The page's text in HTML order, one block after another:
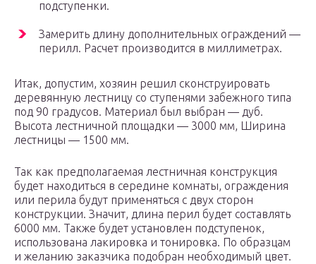
подступенки.
Замерить длину дополнительных ограждений —
перилл. Расчет производится в миллиметрах.
Итак, допустим, хозяин решил сконструировать
деревянную лестницу со ступенями забежного типа
под 90 градусов. Материал был выбран — дуб.
Высота лестничной площадки — 3000 мм, Ширина
лестницы — 1500 мм.
Так как предполагаемая лестничная конструкция
будет находиться в середине комнаты, ограждения
или перила будут применяться с двух сторон
конструкции. Значит, длина перил будет составлять
6000 мм. Также будет установлен подступенок,
использована лакировка и тонировка. По образцам
и желанию заказчика подобран необходимый цвет.